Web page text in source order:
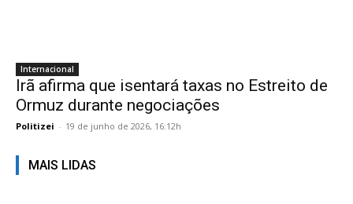
Internacional
Irã afirma que isentará taxas no Estreito de
Ormuz durante negociações
Politizei - 19 de junho de 2026, 16:12h
MAIS LIDAS